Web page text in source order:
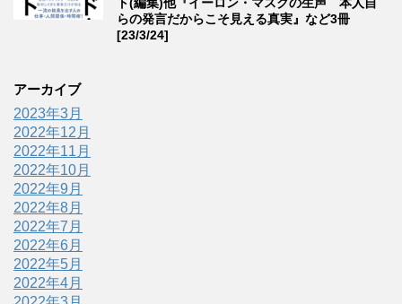
ト(編集)他『イーロン・マスクの生声 本人自
らの発言だからこそ見える真実』など3冊
[23/3/24]
アーカイブ
2023年3月
2022年12月
2022年11月
2022年10月
2022年9月
2022年8月
2022年7月
2022年6月
2022年5月
2022年4月